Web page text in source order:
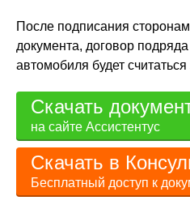
После подписания
документа, договор
автомобиля будет
Скачать
на сайте Ассистентус
Скачать в
Бесплатный доступ к